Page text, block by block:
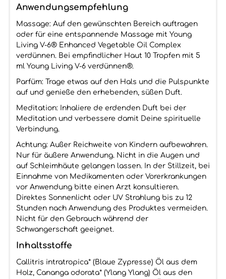
Anwendungsempfehlung
Massage: Auf den gewünschten Bereich auftragen
oder für eine entspannende Massage mit Young
Living V-6® Enhanced Vegetable Oil Complex
verdünnen. Bei empfindlicher Haut 10 Tropfen mit 5
ml Young Living V-6 verdünnen®.
Parfüm: Trage etwas auf den Hals und die Pulspunkte
auf und genieße den erhebenden, süßen Duft.
Meditation: Inhaliere de erdenden Duft bei der
Meditation und verbessere damit Deine spirituelle
Verbindung.
Achtung: Außer Reichweite von Kindern aufbewahren.
Nur für äußere Anwendung. Nicht in die Augen und
auf Schleimhäute gelangen lassen. In der Stillzeit, bei
Einnahme von Medikamenten oder Vorerkrankungen
vor Anwendung bitte einen Arzt konsultieren.
Direktes Sonnenlicht oder UV Strahlung bis zu 12
Stunden nach Anwendung des Produktes vermeiden.
Nicht für den Gebrauch während der
Schwangerschaft geeignet.
Inhaltsstoffe
Callitris intratropica* (Blaue Zypresse) Öl aus dem
Holz, Cananga odorata* (Ylang Ylang) Öl aus den